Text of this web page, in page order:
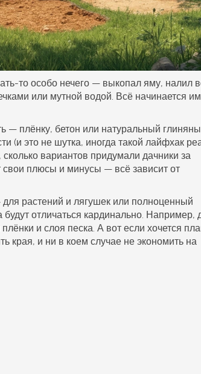
то особо нечего — выкопал яму, налил
или мутной водой. Всё начинается
— плёнку, бетон или натуральный
(и это не шутка, иногда такой лайфхак
вариантов придумали дачники за
плюсы и минусы — всё зависит от
растений и лягушек или полноценный
отличаться кардинально. Например,
и слоя песка. А вот если хочется
края, и ни в коем случае не экономить на